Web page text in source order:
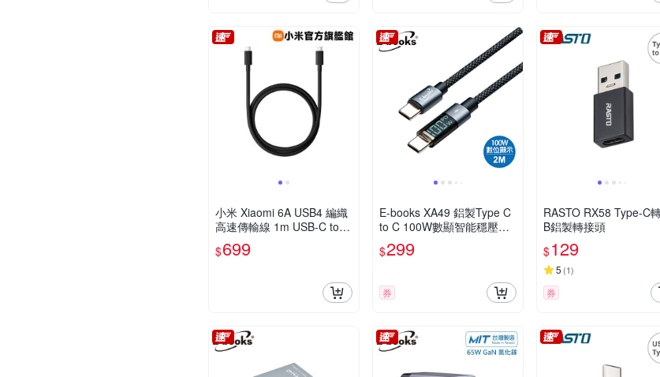
小米 Xiaomi 6A USB4 編織
高速傳輸線 1m USB-C to U
SB-C 官方旗艦館
$699
E-books XA49 鋁製Type C
to C 100W數顯智能穩壓充
電傳輸線-2M
$299
券
RASTO RX58 Type-C
B鋁製轉接頭
$129
5 (1)
券